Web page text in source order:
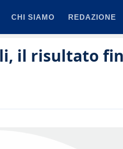
CHI SIAMO REDAZIONE
il risultato